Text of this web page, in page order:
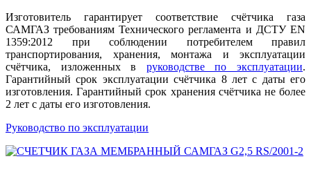
Изготовитель гарантирует соответствие счётчика газа
САМГАЗ требованиям Технического регламента и ДСТУ EN
1359:2012 при соблюдении потребителем правил
транспортирования, хранения, монтажа и эксплуатации
счётчика, изложенных в руководстве по эксплуатации.
Гарантийный срок эксплуатации счётчика 8 лет с даты его
изготовления. Гарантийный срок хранения счётчика не более
2 лет с даты его изготовления.
Руководство по эксплуатации